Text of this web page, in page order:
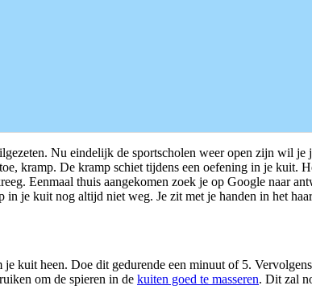
Nu eindelijk de sportscholen weer open zijn wil
kramp. De kramp schiet tijdens een oefening in je kuit.
Eenmaal thuis aangekomen zoek je op Google naar
in je kuit nog altijd niet weg. Je zit met je handen in het
kuit heen. Doe dit gedurende een minuut of 5.
om de spieren in de kuiten goed te masseren. Dit zal